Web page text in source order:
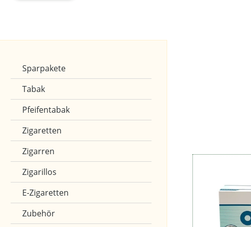
Sparpakete
Tabak
Pfeifentabak
Zigaretten
Zigarren
Zigarillos
E-Zigaretten
Zubehör